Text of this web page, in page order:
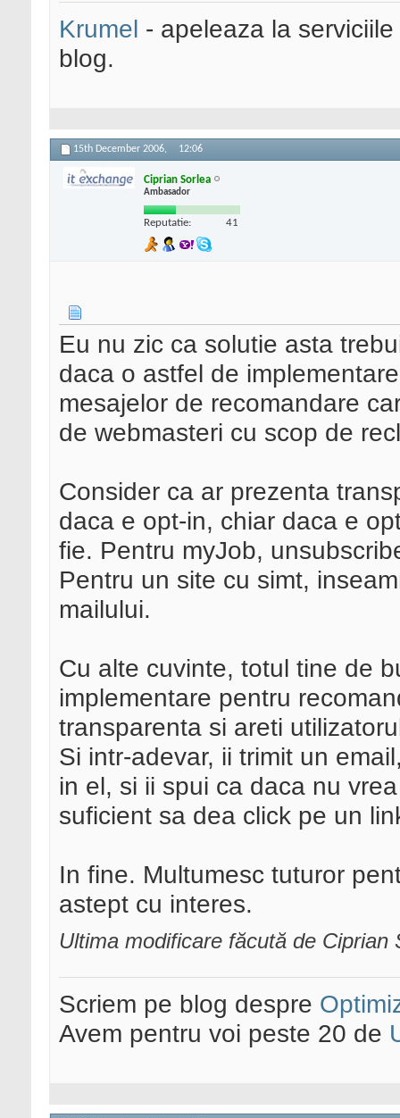
Krumel - apeleaza la
blog.
15th December 2006, 12:06
Ciprian Sorlea
Ambasador
Reputatie: 41
Eu nu zic ca solutie asta
daca o astfel de
mesajelor de recomandare
de webmasteri cu scop de
Consider ca ar prezenta
daca e opt-in, chiar daca e
fie. Pentru myJob,
Pentru un site cu simt,
mailului.
Cu alte cuvinte, totul tine de
implementare pentru
transparenta si areti
Si intr-adevar, ii trimit un
in el, si ii spui ca daca nu
suficient sa dea click pe un
In fine. Multumesc tuturor
astept cu interes.
Ultima modificare făcută de
Scriem pe blog despre
Avem pentru voi peste 20 de